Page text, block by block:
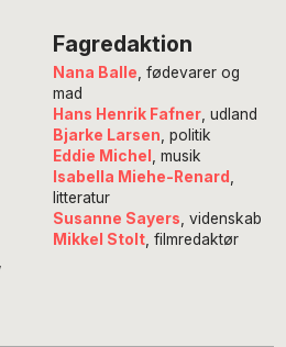
Fagredaktion
Nana Balle, fødevarer og
mad
Hans Henrik Fafner, udland
Bjarke Larsen, politik
Eddie Michel , musik
Isabella Miehe-Renard ,
litteratur
Susanne Sayers, videnskab
Mikkel Stolt, filmredaktør